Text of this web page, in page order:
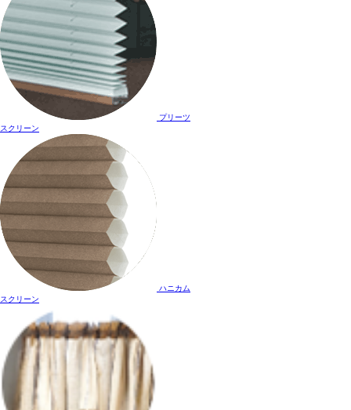
プリーツ
スクリーン
ハニカム
スクリーン